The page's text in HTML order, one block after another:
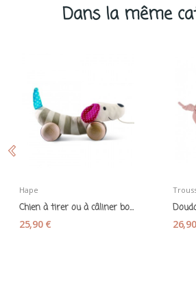
Dans la même
Hape
Chien à tirer ou à câliner bois et tissu « Hugo »
25,90 €